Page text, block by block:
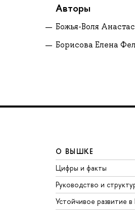
Авторы
Божья-Воля
Борисова Елена
О ВЫШКЕ
Цифры и факты
Руководство и
Устойчивое развитие